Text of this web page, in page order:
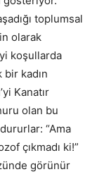
toplumsal
olarak
koşullarda
kadın
Kanatır
olan bu
“Ama
çıkmadı ki!”
görünür